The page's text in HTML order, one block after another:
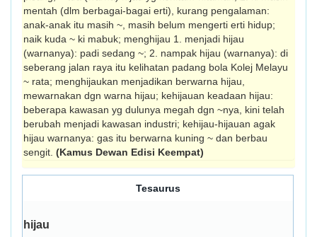
mentah (dlm berbagai-bagai erti), kurang pengalaman:
anak-anak itu masih ~, masih belum mengerti erti hidup;
naik kuda ~ ki mabuk; menghijau 1. menjadi hijau
(warnanya): padi sedang ~; 2. nampak hijau (warnanya): di
seberang jalan raya itu kelihatan padang bola Kolej Melayu
~ rata; menghijaukan menjadikan berwarna hijau,
mewarnakan dgn warna hijau; kehijauan keadaan hijau:
beberapa kawa­san yg dulunya megah dgn ~nya, kini telah
berubah menjadi kawasan industri; kehijau-hijauan agak
hijau warnanya: gas itu berwarna kuning ~ dan berbau
sengit. (Kamus Dewan Edisi Keempat)
Tesaurus
hijau